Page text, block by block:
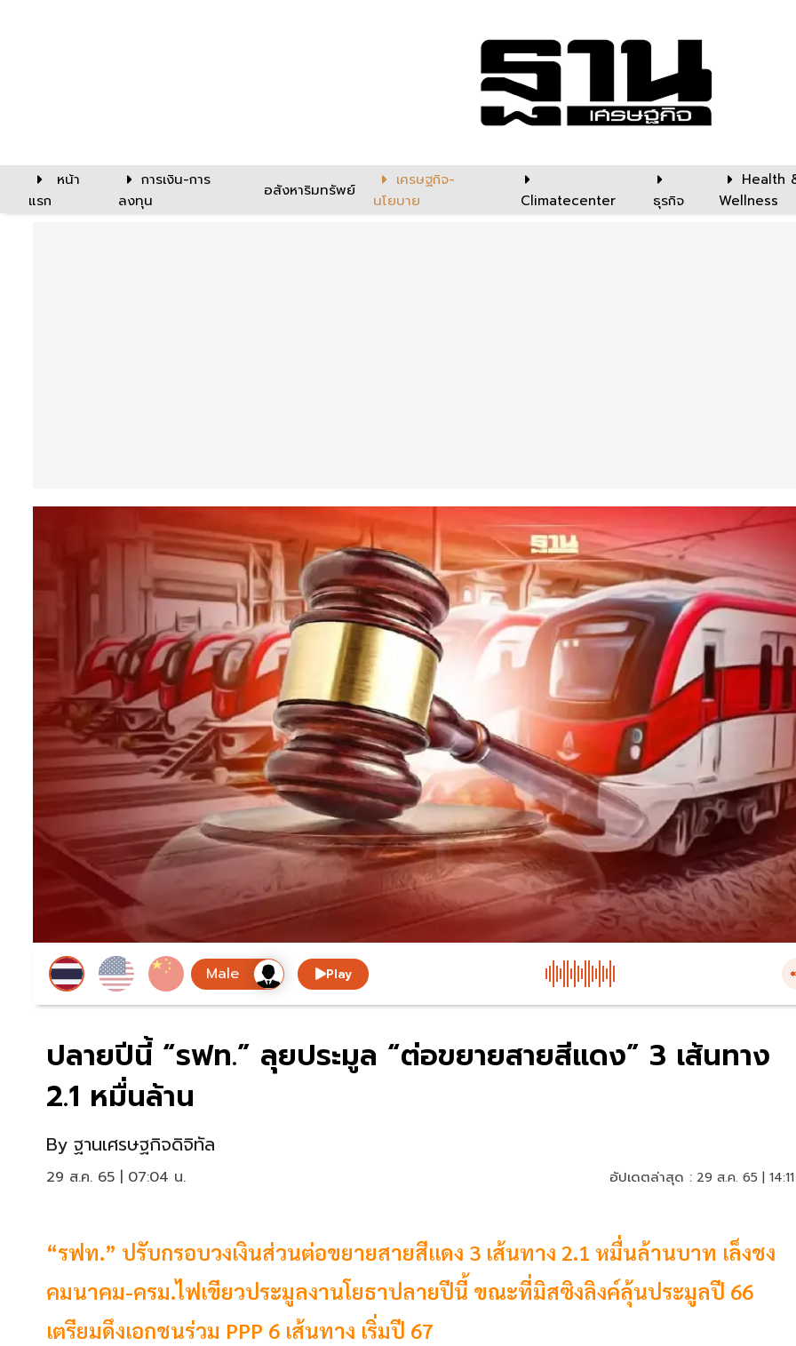
หน้า
แรก
การเงิน-การ
ลงทุน
อสังหาริมทรัพย์
เศรษฐกิจ-
นโยบาย
Climatecenter ธุรกิจ
Health
Wellness
Play
ปลายปีนี้ “รฟท.” ลุยประมูล “ต่อขยายสายสีแดง” 3 เส้นทาง
2.1 หมื่นล้าน
By ฐานเศรษฐกิจดิจิทัล
29 ส.ค. 65 | 07:04 น. อัปเดตล่าสุด : 29 ส.ค. 65 |
“รฟท.” ปรับกรอบวงเงินส่วนต่อขยายสายสีแดง 3 เส้นทาง 2.1 หมื่นล้านบาท เล็งชง
คมนาคม-ครม.ไฟเขียวประมูลงานโยธาปลายปีนี้ ขณะที่มิสซิงลิงค์ลุ้นประมูลปี 66
เตรียมดึงเอกชนร่วม PPP 6 เส้นทาง เริ่มปี 67